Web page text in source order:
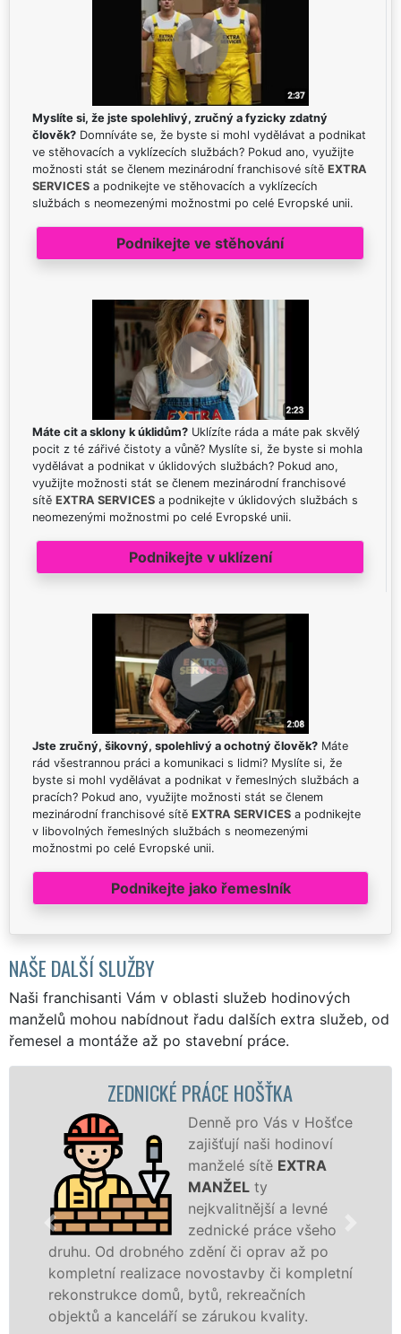
Myslíte si, že jste spolehlivý, zručný a fyzicky zdatný
člověk? Domníváte se, že byste si mohl vydělávat a podnikat
ve stěhovacích a vyklízecích službách? Pokud ano, využijte
možnosti stát se členem mezinárodní franchisové sítě EXTRA
SERVICES a podnikejte ve stěhovacích a vyklízecích
službách s neomezenými možnostmi po celé Evropské unii.
Podnikejte ve stěhování
Máte cit a sklony k úklidům? Uklízíte ráda a máte pak skvělý
pocit z té zářivé čistoty a vůně? Myslíte si, že byste si mohla
vydělávat a podnikat v úklidových službách? Pokud ano,
využijte možnosti stát se členem mezinárodní franchisové
sítě EXTRA SERVICES a podnikejte v úklidových službách s
neomezenými možnostmi po celé Evropské unii.
Podnikejte v uklízení
Jste zručný, šikovný, spolehlivý a ochotný člověk? Máte
rád všestrannou práci a komunikaci s lidmi? Myslíte si, že
byste si mohl vydělávat a podnikat v řemeslných službách a
pracích? Pokud ano, využijte možnosti stát se členem
mezinárodní franchisové sítě EXTRA SERVICES a podnikejte
v libovolných řemeslných službách s neomezenými
možnostmi po celé Evropské unii.
Podnikejte jako řemeslník
NAŠE DALŠÍ SLUŽBY
Naši franchisanti Vám v oblasti služeb hodinových
manželů mohou nabídnout řadu dalších extra služeb, od
řemesel a montáže až po stavební práce.
ZEDNICKÉ PRÁCE HOŠŤKA
Denně pro Vás v Hošťce
zajišťují naši hodinoví
manželé sítěEXTRA
MANŽELty
nejkvalitnější a levné
zednické práce všeho
druhu. Od drobného zdění či oprav až po
kompletní realizace novostavby či kompletní
rekonstrukce domů, bytů, rekreačních
objektů a kanceláří se zárukou kvality.